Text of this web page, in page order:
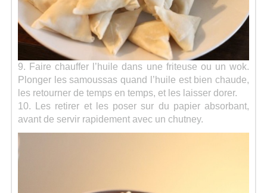
9. Faire chauffer l’huile dans une friteuse ou un wok.
Plonger les samoussas quand l’huile est bien chaude,
les retourner de temps en temps, et les laisser dorer.
10. Les retirer et les poser sur du papier absorbant,
avant de servir rapidement avec un chutney.